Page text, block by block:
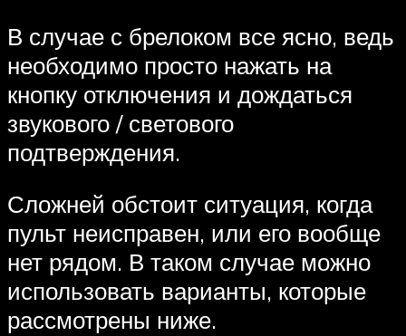
В случае с брелоком все ясно, ведь
необходимо просто нажать на
кнопку отключения и дождаться
звукового / светового
подтверждения.
Сложней обстоит ситуация, когда
пульт неисправен, или его вообще
нет рядом. В таком случае можно
использовать варианты, которые
рассмотрены ниже.